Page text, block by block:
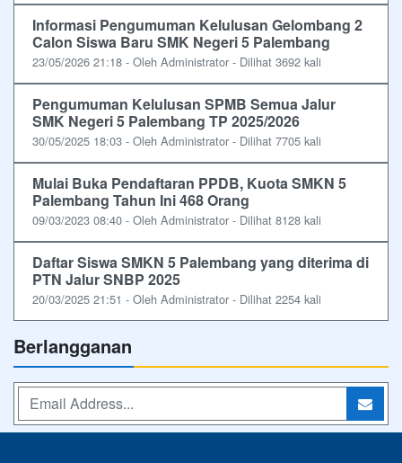
Informasi Pengumuman Kelulusan Gelombang 2
Calon Siswa Baru SMK Negeri 5 Palembang
23/05/2026 21:18 - Oleh Administrator - Dilihat 3692 kali
Pengumuman Kelulusan SPMB Semua Jalur
SMK Negeri 5 Palembang TP 2025/2026
30/05/2025 18:03 - Oleh Administrator - Dilihat 7705 kali
Mulai Buka Pendaftaran PPDB, Kuota SMKN 5
Palembang Tahun Ini 468 Orang
09/03/2023 08:40 - Oleh Administrator - Dilihat 8128 kali
Daftar Siswa SMKN 5 Palembang yang diterima di
PTN Jalur SNBP 2025
20/03/2025 21:51 - Oleh Administrator - Dilihat 2254 kali
Berlangganan